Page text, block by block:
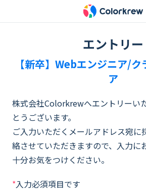
エントリー
【新卒】Webエンジニア/
ア
株式会社Colorkrewへエントリーい
とうございます。
ご入力いただくメールアドレス宛に
絡させていただきますので、入力に
十分お気をつけください。
*入力必須項目です